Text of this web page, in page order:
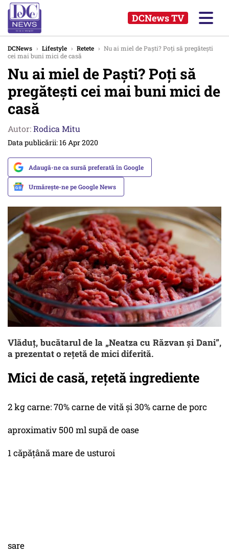
DCNews TV
DCNews › Lifestyle › Retete › Nu ai miel de Paști? Poți să pregătești
cei mai buni mici de casă
Nu ai miel de Paști? Poți să
pregătești cei mai buni mici de
casă
Autor:Rodica Mitu
Data publicării: 16 Apr 2020
Adaugă-ne ca sursă preferată în Google
Urmărește-ne pe Google News
Vlăduţ, bucătarul de la „Neatza cu Răzvan și Dani”,
a prezentat o rețetă de mici diferită.
Mici de casă, rețetă ingrediente
2 kg carne: 70% carne de vită și 30% carne de porc
aproximativ 500 ml supă de oase
1 căpățână mare de usturoi
sare